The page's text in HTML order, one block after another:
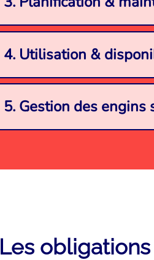
4. Utilisation &
5. Gestion des engins
Les